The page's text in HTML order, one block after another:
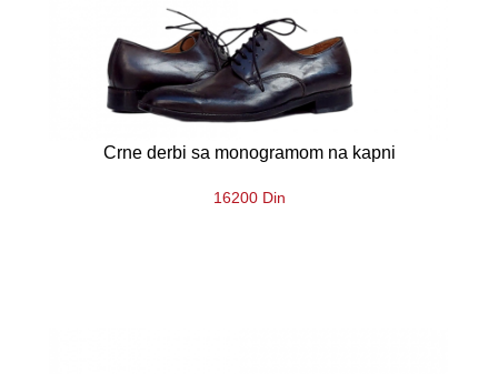
Crne derbi sa monogramom na kapni
16200 Din